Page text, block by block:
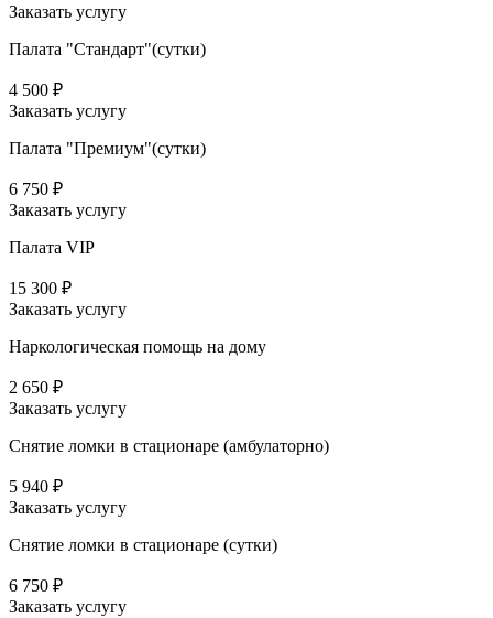
Заказать услугу
Палата "Стандарт"(сутки)
4 500 ₽
Заказать услугу
Палата "Премиум"(сутки)
6 750 ₽
Заказать услугу
Палата VIP
15 300 ₽
Заказать услугу
Наркологическая помощь на дому
2 650 ₽
Заказать услугу
Снятие ломки в стационаре (амбулаторно)
5 940 ₽
Заказать услугу
Снятие ломки в стационаре (сутки)
6 750 ₽
Заказать услугу